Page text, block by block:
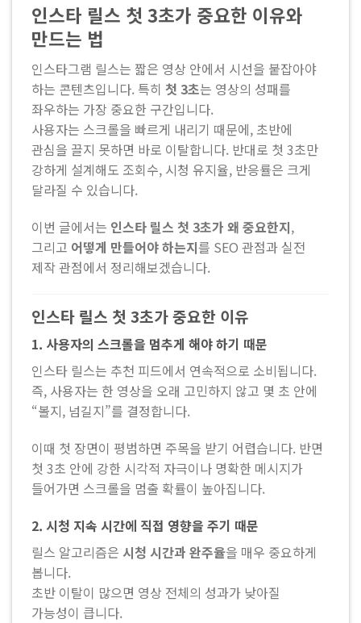
인스타 릴스 첫 3초가 중요한 이유와
만드는 법
인스타그램 릴스는 짧은 영상 안에서 시선을 붙잡아야
하는 콘텐츠입니다. 특히 첫 3초는 영상의 성패를
좌우하는 가장 중요한 구간입니다.
사용자는 스크롤을 빠르게 내리기 때문에, 초반에
관심을 끌지 못하면 바로 이탈합니다. 반대로 첫 3초만
강하게 설계해도 조회수, 시청 유지율, 반응률은 크게
달라질 수 있습니다.
이번 글에서는 인스타 릴스 첫 3초가 왜 중요한지,
그리고 어떻게 만들어야 하는지를 SEO 관점과 실전
제작 관점에서 정리해보겠습니다.
인스타 릴스 첫 3초가 중요한 이유
1. 사용자의 스크롤을 멈추게 해야 하기 때문
인스타 릴스는 추천 피드에서 연속적으로 소비됩니다.
즉, 사용자는 한 영상을 오래 고민하지 않고 몇 초 안에
“볼지, 넘길지”를 결정합니다.
이때 첫 장면이 평범하면 주목을 받기 어렵습니다. 반면
첫 3초 안에 강한 시각적 자극이나 명확한 메시지가
들어가면 스크롤을 멈출 확률이 높아집니다.
2. 시청 지속 시간에 직접 영향을 주기 때문
릴스 알고리즘은 시청 시간과 완주율을 매우 중요하게
봅니다.
초반 이탈이 많으면 영상 전체의 성과가 낮아질
가능성이 큽니다.